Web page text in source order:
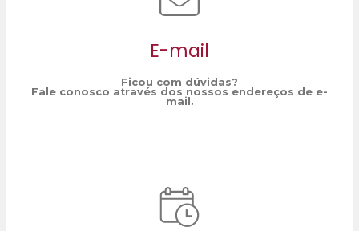
E-mail
Ficou com dúvidas?
Fale conosco através dos nossos endereços de e-
mail.